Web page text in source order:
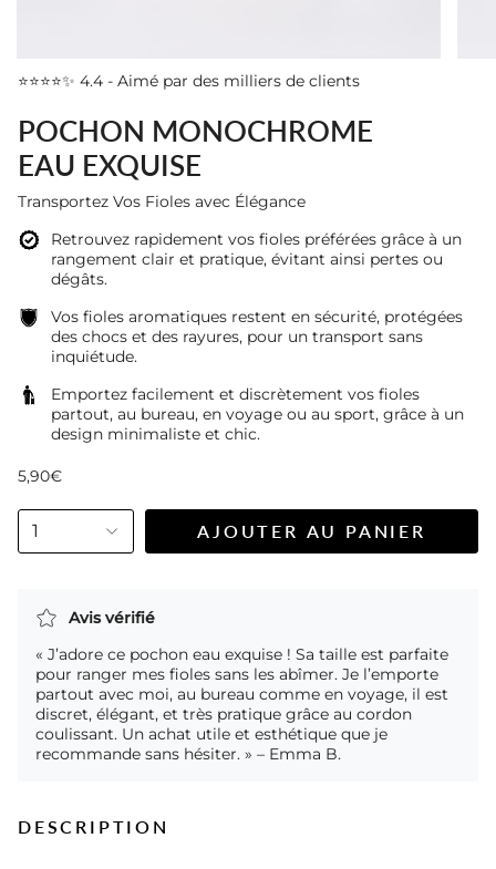
⭐⭐⭐⭐✨ 4.4 - Aimé par des milliers de clients
POCHON MONOCHROME
EAU EXQUISE
Transportez Vos Fioles avec Élégance
Retrouvez rapidement vos fioles préférées grâce à un
rangement clair et pratique, évitant ainsi pertes ou
dégâts.
Vos fioles aromatiques restent en sécurité, protégées
des chocs et des rayures, pour un transport sans
inquiétude.
Emportez facilement et discrètement vos fioles
partout, au bureau, en voyage ou au sport, grâce à un
design minimaliste et chic.
5,90€
1 AJOUTER AU PANIER
Avis vérifié
« J’adore ce pochon eau exquise ! Sa taille est parfaite
pour ranger mes fioles sans les abîmer. Je l’emporte
partout avec moi, au bureau comme en voyage, il est
discret, élégant, et très pratique grâce au cordon
coulissant. Un achat utile et esthétique que je
recommande sans hésiter. » – Emma B.
DESCRIPTION